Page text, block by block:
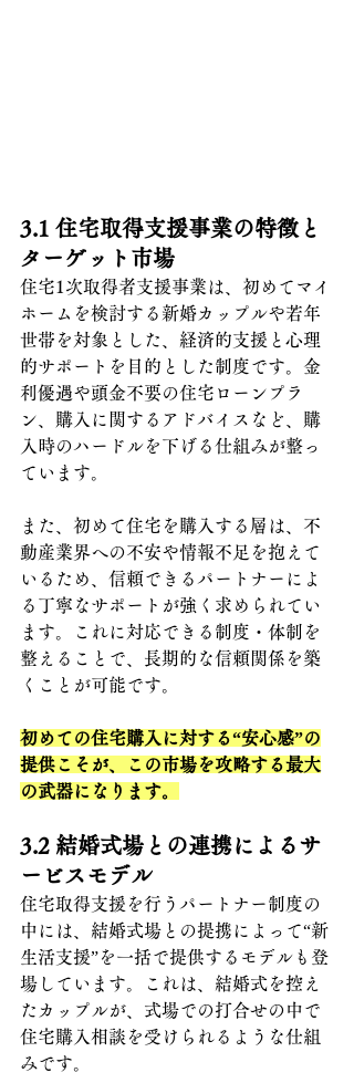
3.1 住宅取得支援事業の特徴と
ターゲット市場
住宅1次取得者支援事業は、初めてマイ
ホームを検討する新婚カップルや若年
世帯を対象とした、経済的支援と心理
的サポートを目的とした制度です。金
利優遇や頭金不要の住宅ローンプラ
ン、購入に関するアドバイスなど、購
入時のハードルを下げる仕組みが整っ
ています。
また、初めて住宅を購入する層は、不
動産業界への不安や情報不足を抱えて
いるため、信頼できるパートナーによ
る丁寧なサポートが強く求められてい
ます。これに対応できる制度・体制を
整えることで、長期的な信頼関係を築
くことが可能です。
初めての住宅購入に対する“安心感”の
提供こそが、この市場を攻略する最大
の武器になります。
3.2 結婚式場との連携によるサ
ービスモデル
住宅取得支援を行うパートナー制度の
中には、結婚式場との提携によって“新
生活支援”を一括で提供するモデルも登
場しています。これは、結婚式を控え
たカップルが、式場での打合せの中で
住宅購入相談を受けられるような仕組
みです。